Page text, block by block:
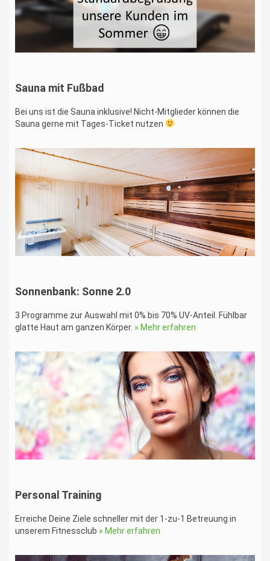
Sauna mit Fußbad
Bei uns ist die Sauna inklusive! Nicht-Mitglieder können die
Sauna gerne mit Tages-Ticket nutzen
Sonnenbank: Sonne 2.0
3 Programme zur Auswahl mit 0% bis 70% UV-Anteil. Fühlbar
glatte Haut am ganzen Körper. » Mehr erfahren
Personal Training
Erreiche Deine Ziele schneller mit der 1-zu-1 Betreuung in
unserem Fitnessclub » Mehr erfahren